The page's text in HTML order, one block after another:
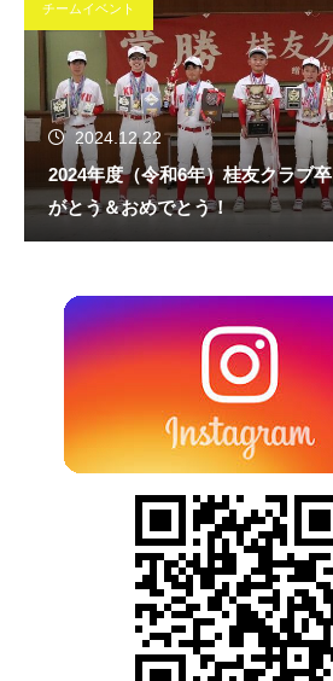
チームイベント
2024.12.22
2024年度（令和6年）桂友クラブ
がとう＆おめでとう！